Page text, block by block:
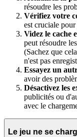
résoudre les
Vérifiez votre
est cruciale
Videz le cache
peut résoudre
(Sachez que
n'est pas
Essayez un
avoir des
Désactivez les
publicités ou
avec le
Le jeu ne se